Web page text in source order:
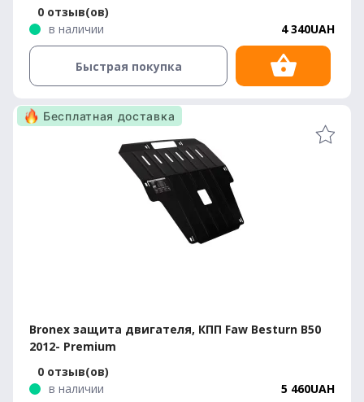
0 отзыв(ов)
в наличии
4 340UAH
Быстрая покупка
Bronex защита двигателя, КПП Faw Besturn B50
2012- Premium
0 отзыв(ов)
в наличии
5 460UAH
Бесплатная доставка